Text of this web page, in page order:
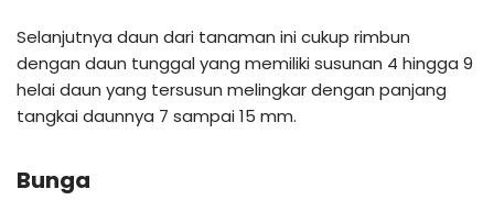
Selanjutnya daun dari tanaman ini cukup rimbun
dengan daun tunggal yang memiliki susunan 4 hingga 9
helai daun yang tersusun melingkar dengan panjang
tangkai daunnya 7 sampai 15 mm.
Bunga